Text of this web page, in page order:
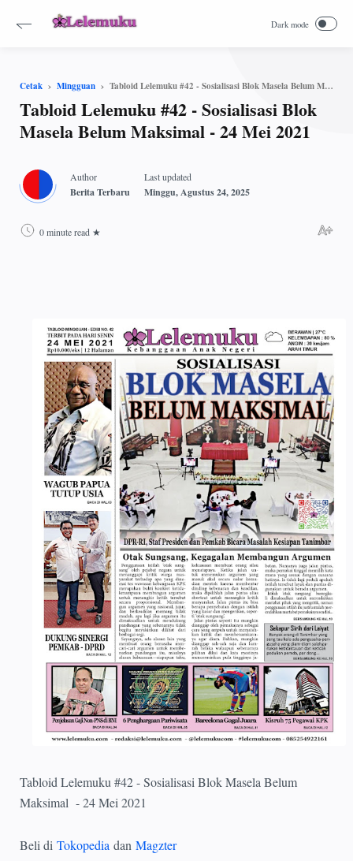
Cetak Mingguan Tabloid Lelemuku #42 - Sosialisasi Blok Masela Belum Maksimal - 24 Mei 2021
Tabloid Lelemuku #42 - Sosialisasi Blok
Masela Belum Maksimal - 24 Mei 2021
0 minute read
Tabloid Lelemuku #42 - Sosialisasi Blok Masela Belum
Maksimal - 24 Mei 2021
Beli di Tokopedia dan Magzter